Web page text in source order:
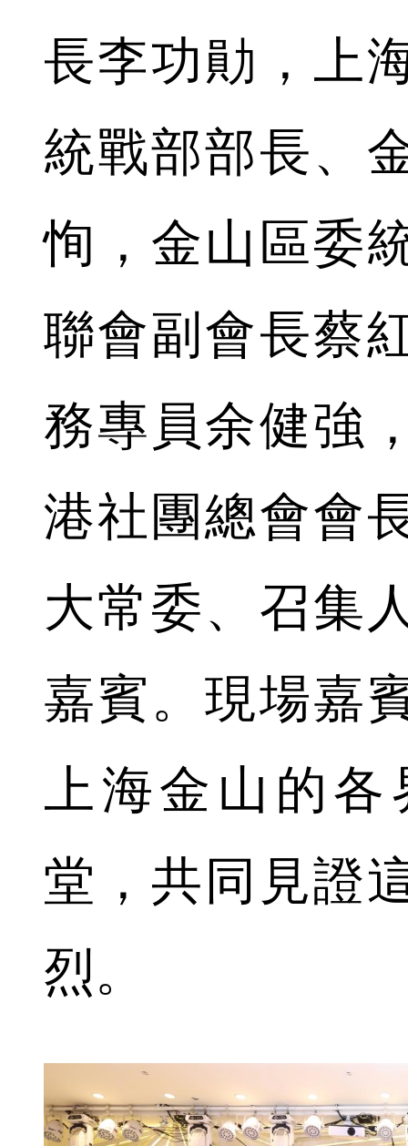
長李功勛，上
統戰部部長、
恂，金山區委
聯會副會長蔡
務專員余健強
港社團總會會
大常委、召集
嘉賓。現場嘉
上海金山的
堂，共同見證
烈。